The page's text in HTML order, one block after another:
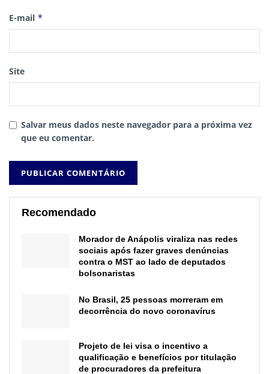
E-mail *
Site
Salvar meus dados neste navegador para a próxima vez
que eu comentar.
Recomendado
Morador de Anápolis viraliza nas redes
sociais após fazer graves denúncias
contra o MST ao lado de deputados
bolsonaristas
No Brasil, 25 pessoas morreram em
decorrência do novo coronavírus
Projeto de lei visa o incentivo a
qualificação e benefícios por titulação
de procuradores da prefeitura